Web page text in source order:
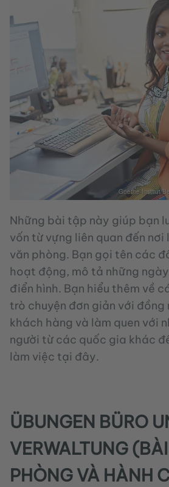
Goethe-Institut/
Những bài tập này giúp bạn
vốn từ vựng liên quan đến nơi
văn phòng. Bạn gọi tên các
hoạt động, mô tả những
điển hình. Bạn hiểu thêm về
trò chuyện đơn giản với đồng
khách hàng và làm quen với
người từ các quốc gia khác
làm việc tại đây.
ÜBUNGEN BÜRO
VERWALTUNG
PHÒNG VÀ HÀNH